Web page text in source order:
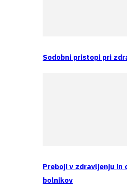
Sodobni pristopi pri
Preboji v zdravljenju in
bolnikov